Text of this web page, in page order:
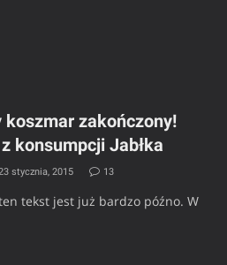
zakończony!
konsumpcji Jabłka
stycznia, 2015 13
tekst jest już bardzo późno. W